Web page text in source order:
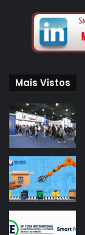
Mais Vistos